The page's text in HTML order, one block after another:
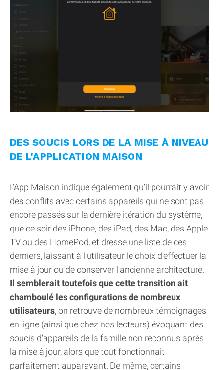
DES SOUCIS LORS DE LA MISE À NIVEAU
DE L'APPLICATION MAISON
L'App Maison indique également qu'il pourrait y avoir
des conflits avec certains appareils qui ne sont pas
encore passés sur la dernière itération du système,
que ce soir des iPhone, des iPad, des Mac, des Apple
TV ou des HomePod, et dresse une liste de ces
derniers, laissant à l'utilisateur le choix d'effectuer la
mise à jour ou de conserver l'ancienne architecture.
Il semblerait toutefois que cette transition ait
chamboulé les configurations de nombreux
utilisateurs, on retrouve de nombreux témoignages
en ligne (ainsi que chez nos lecteurs) évoquant des
soucis d'appareils de la famille non reconnus après
la mise à jour, alors que tout fonctionnait
parfaitement auparavant. De même, certains